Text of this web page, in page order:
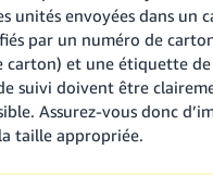
unités envoyées dans un
par un numéro de
et une étiquette
suivi doivent être
Assurez-vous donc
taille appropriée.